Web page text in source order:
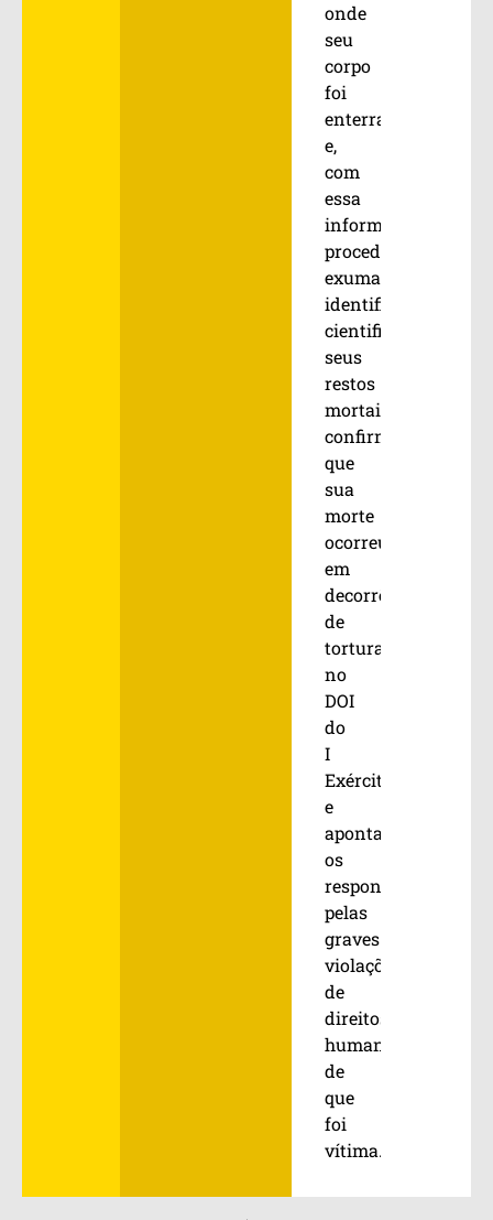
onde
seu
corpo
foi
enterrado
e,
com
essa
informação,
proceder
exumação,
identificar
cientificamente
seus
restos
mortais,
confirmar
que
sua
morte
ocorreu
em
decorrência
de
tortura
no
DOI
do
I
Exército
e
apontar
os
responsáveis
pelas
graves
violações
de
direitos
humanos
de
que
foi
vítima.